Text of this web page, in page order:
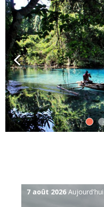
7 août 2026Aujourd'hui